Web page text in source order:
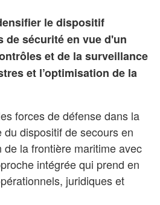
le dispositif
sécurité en vue d'un
et de la surveillance
et l’optimisation de la
forces de défense dans la
dispositif de secours en
la frontière maritime avec
intégrée qui prend en
juridiques et